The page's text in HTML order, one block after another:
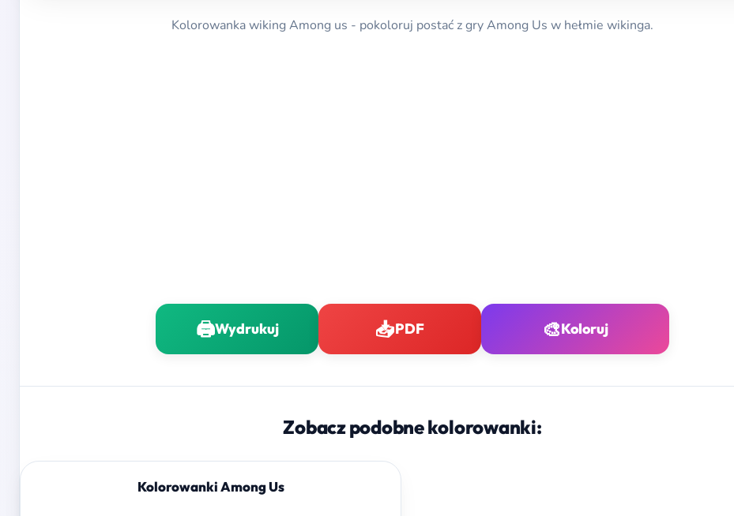
Kolorowanka wiking Among us - pokoloruj postać z gry Among Us w hełmie wikinga.
🖨️Wydrukuj 📥PDF 🎨Koloruj
Zobacz podobne kolorowanki:
Kolorowanki Among Us